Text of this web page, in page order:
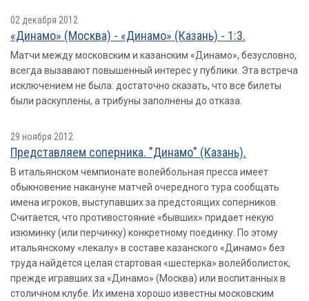
02 декабря 2012
«Динамо» (Москва) - «Динамо» (Казань) - 1:3.
Матчи между московским и казанским «Динамо», безусловно,
всегда вызавают повышенный интерес у публики. Эта встреча
исключением не была: достаточно сказать, что все билеты
были раскуплены, а трибуны заполнены до отказа.
29 ноября 2012
Представляем соперника. "Динамо" (Казань).
В итальянском чемпионате волейбольная пресса имеет
обыкновение накануне матчей очередного тура сообщать
имена игроков, выступавших за предстоящих соперников.
Считается, что противостояние «бывших» придает некую
изюминку (или перчинку) конкретному поединку. По этому
итальянскому «лекалу» в составе казанского «Динамо» без
труда найдется целая стартовая «шестерка» волейболисток,
прежде игравших за «Динамо» (Москва) или воспитанных в
столичном клубе. Их имена хорошо известны московским